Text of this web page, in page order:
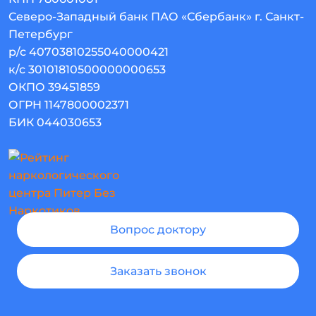
Северо-Западный банк ПАО «Сбербанк» г. Санкт-
Петербург
р/с 40703810255040000421
к/с 30101810500000000653
ОКПО 39451859
ОГРН 1147800002371
БИК 044030653
Вопрос доктору
Заказать звонок